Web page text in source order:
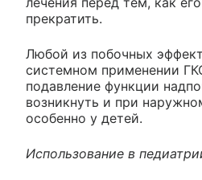
прекратить.
Любой из побочных
системном применении
подавление функции
возникнуть и при
особенно у детей.
Использование в